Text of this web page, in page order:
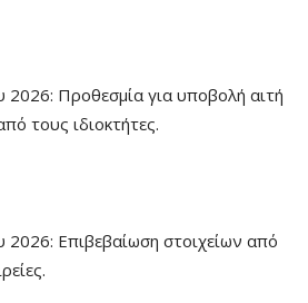
Προθεσμία για υποβολή αιτή
τους ιδιοκτήτες.
Επιβεβαίωση στοιχείων από